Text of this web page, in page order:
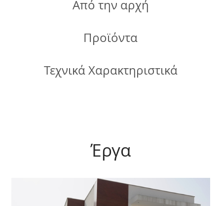
Από την αρχή
Προϊόντα
Τεχνικά Χαρακτηριστικά
Έργα